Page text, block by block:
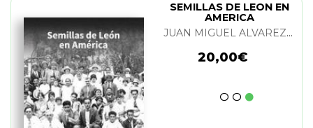
SEMILLAS DE LEON EN
AMERICA
JUAN MIGUEL ALVAREZ DOMINGUEZ
20,00€